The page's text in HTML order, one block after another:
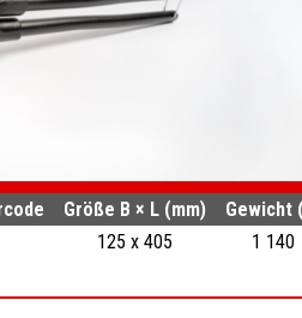
Größe B × L (mm)
Gewicht
125 x 405 1 140